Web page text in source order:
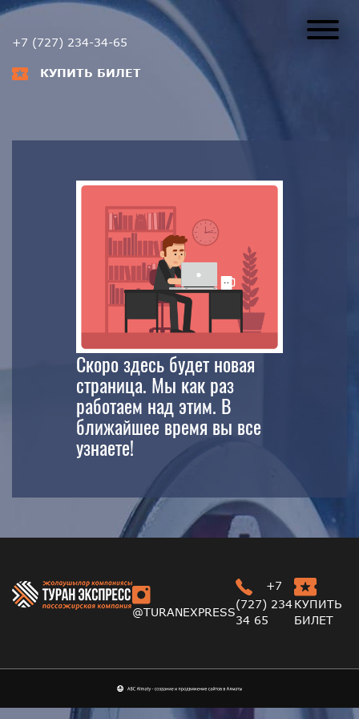
+7 (727) 234-34-65
КУПИТЬ БИЛЕТ
Скоро здесь будет новая
страница. Мы как раз
работаем над этим. В
ближайшее время вы все
узнаете!
@TURANEXPRESS
+7
(727) 234
34 65
КУПИТЬ
БИЛЕТ